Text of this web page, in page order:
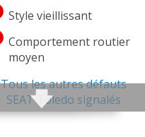
Style vieillissant
Comportement routier
moyen
Tous les autres défauts
SEAT Toledo signalés